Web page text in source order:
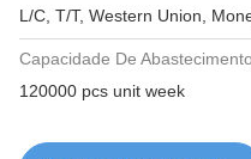
L/C, T/T, Western Union,
Capacidade De
120000 pcs unit week